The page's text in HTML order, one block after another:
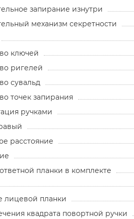
запирание изнутри
механизм секретности
ключей
ригелей
сувальд
точек запирания
ручками
расстояние
планки в комплекте
лицевой планки
квадрата повортной ручки